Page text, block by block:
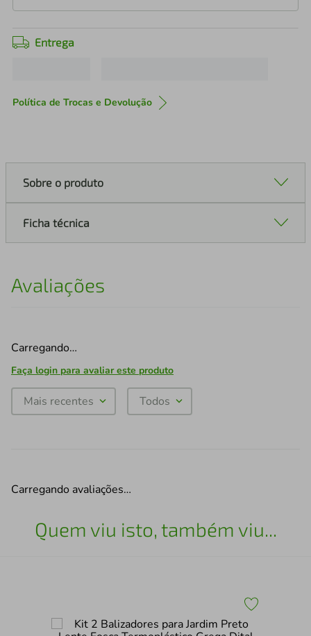
Entrega
Política de Trocas e Devolução
Sobre o produto
Ficha técnica
Avaliações
Carregando…
Faça login para avaliar este produto
Mais recentes Todos
Carregando avaliações…
Quem viu isto, também viu...